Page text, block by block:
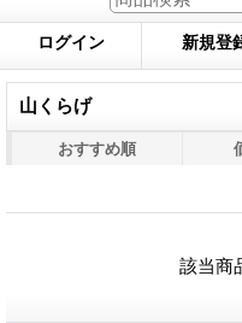
ログイン 新規登
山くらげ
おすすめ順
該当商